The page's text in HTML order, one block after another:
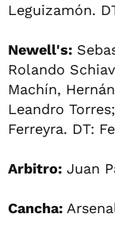
Leguizamón.
Newell's:
Rolando
Machín,
Leandro
Ferreyra. DT:
Arbitro: Juan
Cancha: